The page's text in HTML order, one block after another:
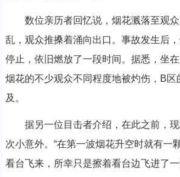
数位亲历者回忆说，烟花溅落至观众
乱，观众推搡着涌向出口。事故发生后
停止，依旧燃放了一段时间。据悉，坐
烟花的不少观众不同程度地被灼伤，B区
及。
据另一位目击者介绍，在此之前，现
次小意外。“在第一波烟花升空时就有一
看台飞来，所幸只是擦着看台边飞进了